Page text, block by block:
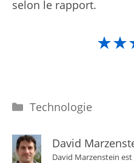
selon le rapport.
Catégories
Technologie
David
David Marzenstein